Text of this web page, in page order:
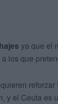
ya que el
los que
y el Ceuta es